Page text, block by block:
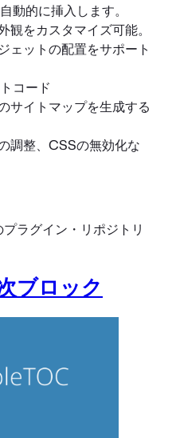
動的に挿入します。
をカスタマイズ可能。
ェットの配置をサポート
コード
サイトマップを生成する
調整、CSSの無効化な
ラグイン・リポジトリ
ブロック